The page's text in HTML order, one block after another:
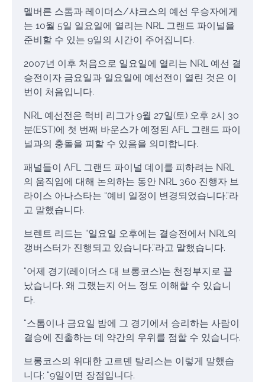
멜버른 스톰과 레이더스/샤크스의 예선 우승자에게
는 10월 5일 일요일에 열리는 NRL 그랜드 파이널을
준비할 수 있는 9일의 시간이 주어집니다.
2007년 이후 처음으로 일요일에 열리는 NRL 예선 결
승전이자 금요일과 일요일에 예선전이 열린 것은 이
번이 처음입니다.
NRL 예선전은 럭비 리그가 9월 27일(토) 오후 2시 30
분(EST)에 첫 번째 바운스가 예정된 AFL 그랜드 파이
널과의 충돌을 피할 수 있음을 의미합니다.
패널들이 AFL 그랜드 파이널 데이를 피하려는 NRL
의 움직임에 대해 논의하는 동안 NRL 360 진행자 브
라이스 아나스타는 “예비 일정이 변경되었습니다.”라
고 말했습니다.
브렌트 리드는 “일요일 오후에는 결승전에서 NRL의
갱버스터가 진행되고 있습니다.”라고 말했습니다.
“어제 경기(레이더스 대 브롱코스)는 천정부지로 끝
났습니다. 왜 그랬는지 어느 정도 이해할 수 있습니
다.
“스톰이나 금요일 밤에 그 경기에서 승리하는 사람이
결승에 진출하는 데 약간의 우위를 점할 수 있습니다.
브롱코스의 위대한 고르덴 탈리스는 이렇게 말했습
니다: “9일이면 장점입니다.